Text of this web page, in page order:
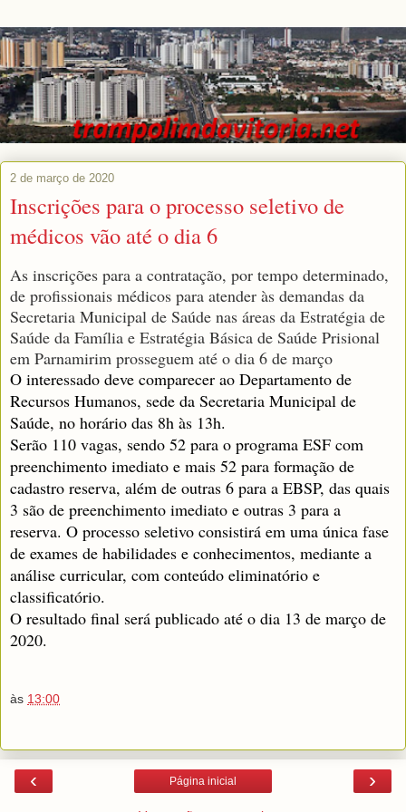
2 de março de 2020
Inscrições para o processo seletivo de
médicos vão até o dia 6
As inscrições para a contratação, por tempo determinado,
de profissionais médicos para atender às demandas da
Secretaria Municipal de Saúde nas áreas da Estratégia de
Saúde da Família e Estratégia Básica de Saúde Prisional
em Parnamirim prosseguem até o dia 6 de março
O interessado deve comparecer ao Departamento de
Recursos Humanos, sede da Secretaria Municipal de
Saúde, no horário das 8h às 13h.
Serão 110 vagas, sendo 52 para o programa ESF com
preenchimento imediato e mais 52 para formação de
cadastro reserva, além de outras 6 para a EBSP, das quais
3 são de preenchimento imediato e outras 3 para a
reserva. O processo seletivo consistirá em uma única fase
de exames de habilidades e conhecimentos, mediante a
análise curricular, com conteúdo eliminatório e
classificatório.
O resultado final será publicado até o dia 13 de março de
2020.
às 13:00
‹ ›
Página inicial